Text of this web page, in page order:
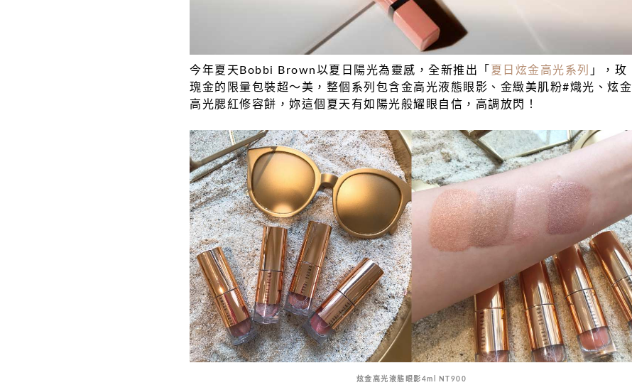
今年夏天Bobbi Brown以夏日陽光為靈感，全新推出「 夏日炫金高光系列
」，玫
瑰金的限量包裝超～美，整個系列包含金高光液態眼影、金緻美肌粉#熾光、炫金
高光腮紅修容餅，妳這個夏天有如陽光般耀眼自信，高調放閃！
炫金高光液態眼影4ml NT900